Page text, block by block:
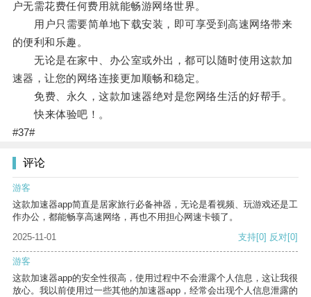
户无需花费任何费用就能畅游网络世界。
用户只需要简单地下载安装，即可享受到高速网络带来
的便利和乐趣。
无论是在家中、办公室或外出，都可以随时使用这款加
速器，让您的网络连接更加顺畅和稳定。
免费、永久，这款加速器绝对是您网络生活的好帮手。
快来体验吧！。
#37#
评论
游客
这款加速器app简直是居家旅行必备神器，无论是看视频、玩游戏还是工
作办公，都能畅享高速网络，再也不用担心网速卡顿了。
2025-11-01
支持[0] 反对[0]
游客
这款加速器app的安全性很高，使用过程中不会泄露个人信息，这让我很
放心。我以前使用过一些其他的加速器app，经常会出现个人信息泄露的